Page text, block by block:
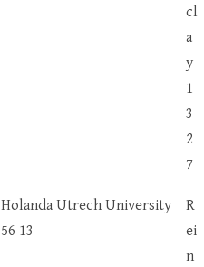
cl
a
y
1
3
2
7
Holanda Utrech University
56 13
R
ei
n